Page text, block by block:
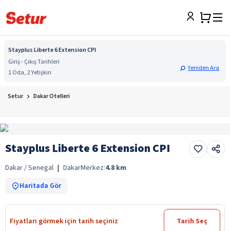
Stayplus Liberte 6 Extension CPI
Giriş - Çıkış Tarihleri
1 Oda, 2 Yetişkin
Yeniden Ara
Setur Dakar Otelleri
Stayplus Liberte 6 Extension CPI
Dakar / Senegal | DakarMerkez:4.8 km
Haritada Gör
Fiyatları görmek için tarih seçiniz Tarih Seç